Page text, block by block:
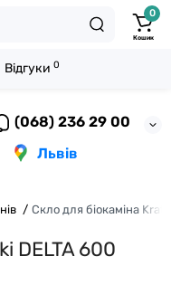
(068) 236 29 00
Львів
0
Кошик
Скло для біокаміна
DELTA 600
Відгуки 0